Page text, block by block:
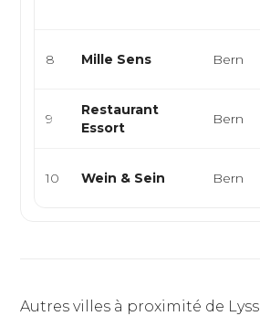
8 Mille Sens Bern
9
Restaurant
Essort
Bern
10 Wein & Sein Bern
Autres villes à proximité de Lyss